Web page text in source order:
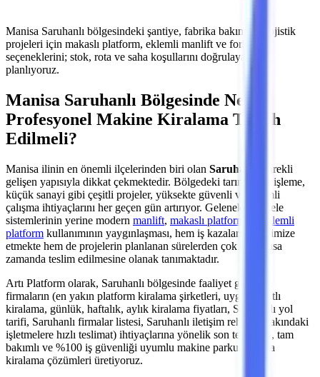
Manisa Saruhanlı bölgesindeki şantiye, fabrika bakımı ve lojistik
projeleri için makaslı platform, eklemli manlift ve forklift
seçeneklerini; stok, rota ve saha koşullarını doğrulayarak
planlıyoruz.
Manisa Saruhanlı Bölgesinde Neden
Profesyonel Makine Kiralama Tercih
Edilmeli?
Manisa ilinin en önemli ilçelerinden biri olan Saruhanlı
, sürekli
gelişen yapısıyla dikkat çekmektedir. Bölgedeki tarım, gıda işleme,
küçük sanayi gibi çeşitli projeler, yüksekte güvenli ve verimli
çalışma ihtiyaçlarını her geçen gün artırıyor. Geleneksel iskele
sistemlerinin yerine modern manlift, makaslı platform
eklemli
platform kullanımının yaygınlaşması, hem iş kazalarını minimize
etmekte hem de projelerin planlanan sürelerden çok daha kısa
zamanda teslim edilmesine olanak tanımaktadır.
Artı Platform olarak, Saruhanlı bölgesinde faaliyet gösteren
firmaların (en yakın platform kiralama şirketleri, uygun fiyatlı
kiralama, günlük, haftalık, aylık kiralama fiyatları, Saruhanlı yol
tarifi, Saruhanlı firmalar listesi, Saruhanlı iletişim rehberi, yakındaki
işletmelere hızlı teslimat) ihtiyaçlarına yönelik son teknoloji, tam
bakımlı ve %100 iş güvenliği uyumlu makine parkurumuzla
kiralama çözümleri üretiyoruz.